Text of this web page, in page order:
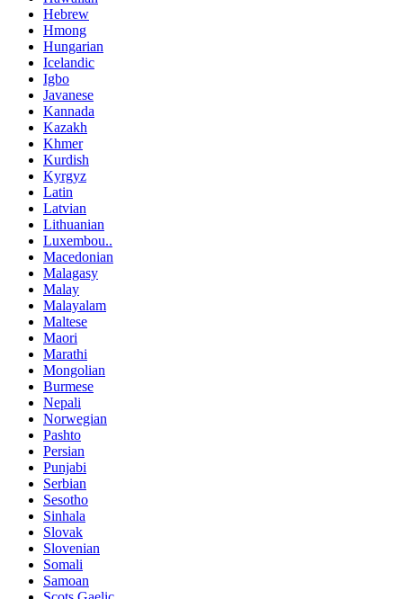
Hebrew
Hmong
Hungarian
Icelandic
Igbo
Javanese
Kannada
Kazakh
Khmer
Kurdish
Kyrgyz
Latin
Latvian
Lithuanian
Luxembou..
Macedonian
Malagasy
Malay
Malayalam
Maltese
Maori
Marathi
Mongolian
Burmese
Nepali
Norwegian
Pashto
Persian
Punjabi
Serbian
Sesotho
Sinhala
Slovak
Slovenian
Somali
Samoan